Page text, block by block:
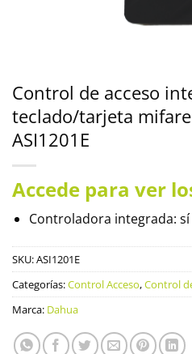
Control de acceso
teclado/tarjeta
ASI1201E
Accede para ver
Controladora integrada: sí
SKU:ASI1201E
Categorías:Control Acceso,Control
Marca: Dahua